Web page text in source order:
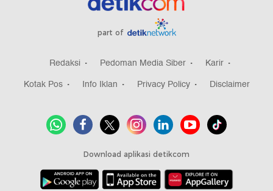
part of
Redaksi Pedoman Media Siber
Karir
Kotak Pos
Info Iklan Privacy Policy Disclaimer
Download aplikasi detikcom